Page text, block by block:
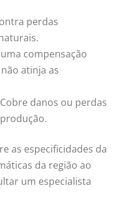
perdas
compensação
atinja as
Cobre danos ou perdas
as especificidades da
da região ao
um especialista